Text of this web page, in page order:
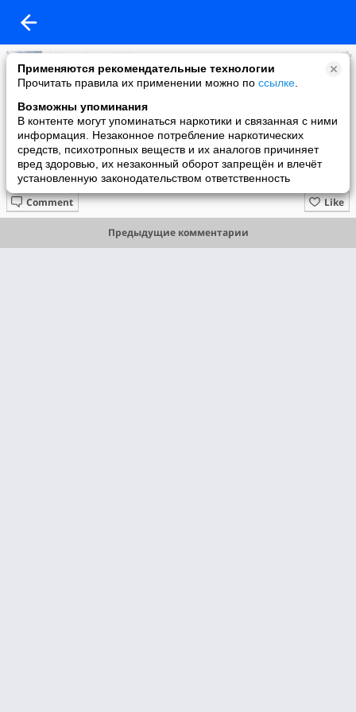
Применяются рекомендательные технологии
Прочитать правила их применении можно по ссылке
Возможны упоминания
В контенте могут упоминаться наркотики и связанная с ними
информация. Незаконное потребление наркотических
средств, психотропных веществ и их аналогов причиняет
вред здоровью, их незаконный оборот запрещён и влечёт
установленную законодательством ответственность
***Алефтина***
added a photo
20 Dec в 13:43
Like
Comment
Предыдущие комментарии